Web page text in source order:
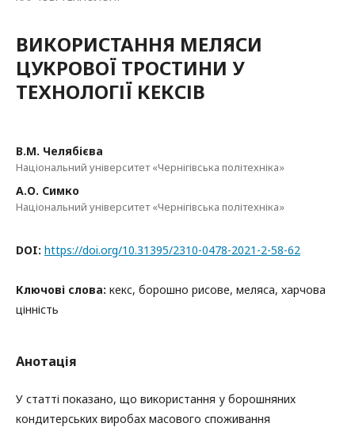
ВИКОРИСТАННЯ МЕЛЯСИ
ЦУКРОВОЇ ТРОСТИНИ У
ТЕХНОЛОГІЇ КЕКСІВ
В.М. Челябієва
Національний університет «Чернігівська політехніка»
А.О. Симко
Національний університет «Чернігівська політехніка»
DOI: https://doi.org/10.31395/2310-0478-2021-2-58-62
Ключові слова: кекс, борошно рисове, меляса, харчова
цінність
Анотація
У статті показано, що використання у борошняних
кондитерських виробах масового споживання